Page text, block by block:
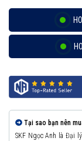
Tại sao bạn nên
SKF Ngọc Anh là Đại